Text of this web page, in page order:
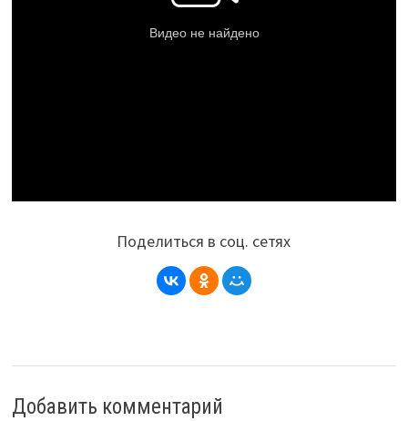
Поделиться в соц. сетях
Добавить комментарий